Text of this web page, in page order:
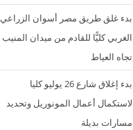
بدء غلق طريق مصر أسوان الزراعي
الغربي كليًّا للقادم من ميدان المنيب
تجاه العياط
بدء إغلاق شارع 26 يوليو كليا
لاستكمال أعمال المونوريل وتحديد
مسارات بديلة